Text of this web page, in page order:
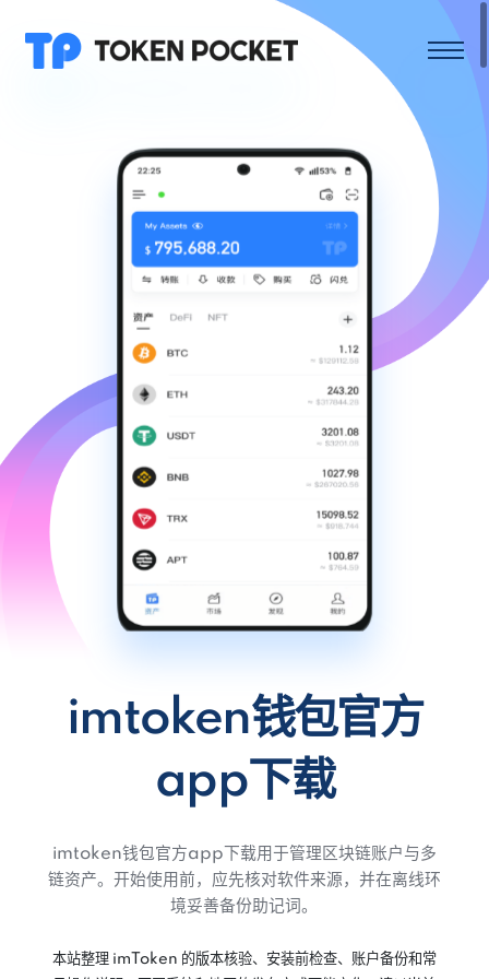
imtoken钱包官方
app下载
imtoken钱包官方app下载用于管理区块链账户与多
链资产。开始使用前，应先核对软件来源，并在离线环
境妥善备份助记词。
本站整理 imToken 的版本核验、安装前检查、账户备份和常